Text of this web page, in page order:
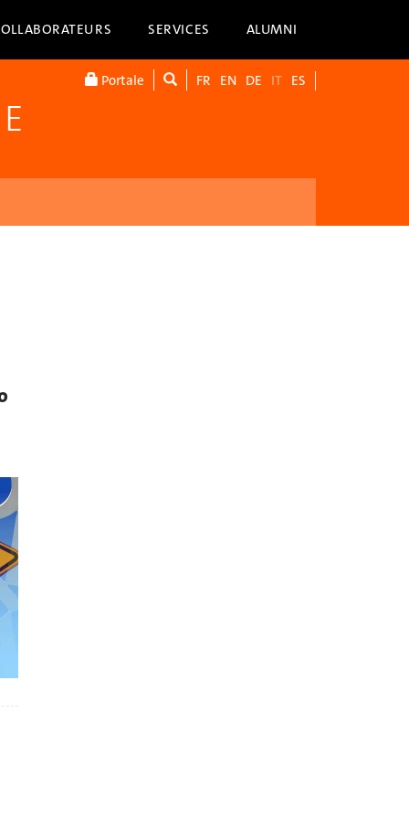
SERVICES ALUMNI
Portale FR EN DE IT ES